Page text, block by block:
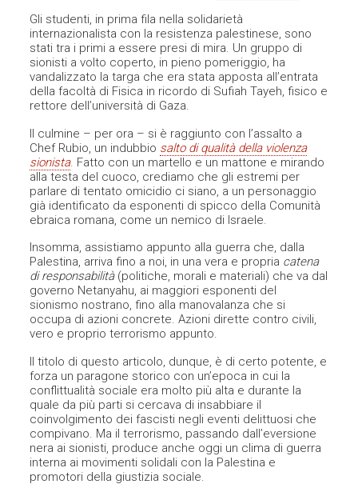
Gli studenti, in prima fila nella solidarietà
internazionalista con la resistenza palestinese, sono
stati tra i primi a essere presi di mira. Un gruppo di
sionisti a volto coperto, in pieno pomeriggio, ha
vandalizzato la targa che era stata apposta all’entrata
della facoltà di Fisica in ricordo di Sufiah Tayeh, fisico e
rettore dell’università di Gaza.
Il culmine – per ora – si è raggiunto con l’assalto a
Chef Rubio, un indubbio salto di qualità della violenza
sionista. Fatto con un martello e un mattone e mirando
alla testa del cuoco, crediamo che gli estremi per
parlare di tentato omicidio ci siano, a un personaggio
già identificato da esponenti di spicco della Comunità
ebraica romana, come un nemico di Israele.
Insomma, assistiamo appunto alla guerra che, dalla
Palestina, arriva fino a noi, in una vera e propria catena
di responsabilità(politiche, morali e materiali) che va dal
governo Netanyahu, ai maggiori esponenti del
sionismo nostrano, fino alla manovalanza che si
occupa di azioni concrete. Azioni dirette contro civili,
vero e proprio terrorismo appunto.
Il titolo di questo articolo, dunque, è di certo potente, e
forza un paragone storico con un’epoca in cui la
conflittualità sociale era molto più alta e durante la
quale da più parti si cercava di insabbiare il
coinvolgimento dei fascisti negli eventi delittuosi che
compivano. Ma il terrorismo, passando dall’eversione
nera ai sionisti, produce anche oggi un clima di guerra
interna ai movimenti solidali con la Palestina e
promotori della giustizia sociale.